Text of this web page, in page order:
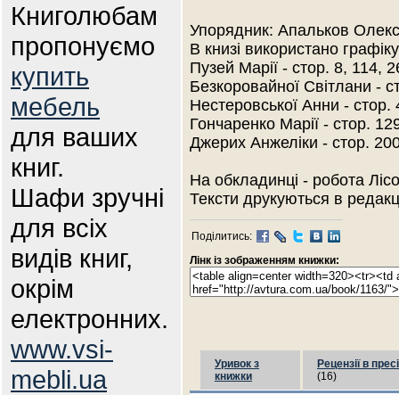
Книголюбам
пропонуємо
купить
мебель
для ваших
книг.
Шафи зручні
для всіх
видів книг,
окрім
електронних.
www.vsi-
mebli.ua
Упорядник: Апальков
В книзі використано
Пузей Марії - стор. 8, 114,
Безкоровайної Світлани -
Нестеровської Анни -
Гончаренко Марії - стор.
Джерих Анжеліки - стор.
На обкладинці - робота
Тексти друкуються в
Поділитись:
Лінк із зображенням книжки:
Уривок з
книжки
Рецензії в пресі
(16)